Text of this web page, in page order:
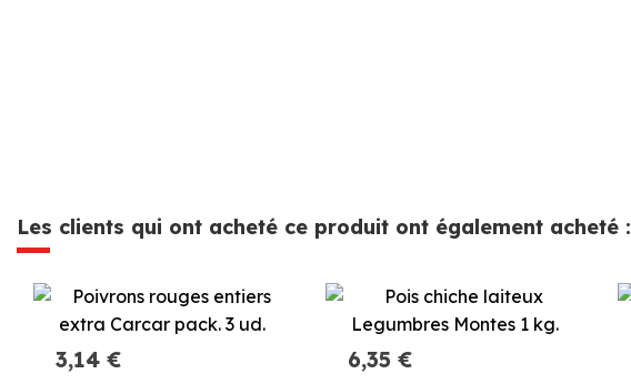
Les clients qui ont acheté ce produit ont également acheté :
3,14 € 6,35 €